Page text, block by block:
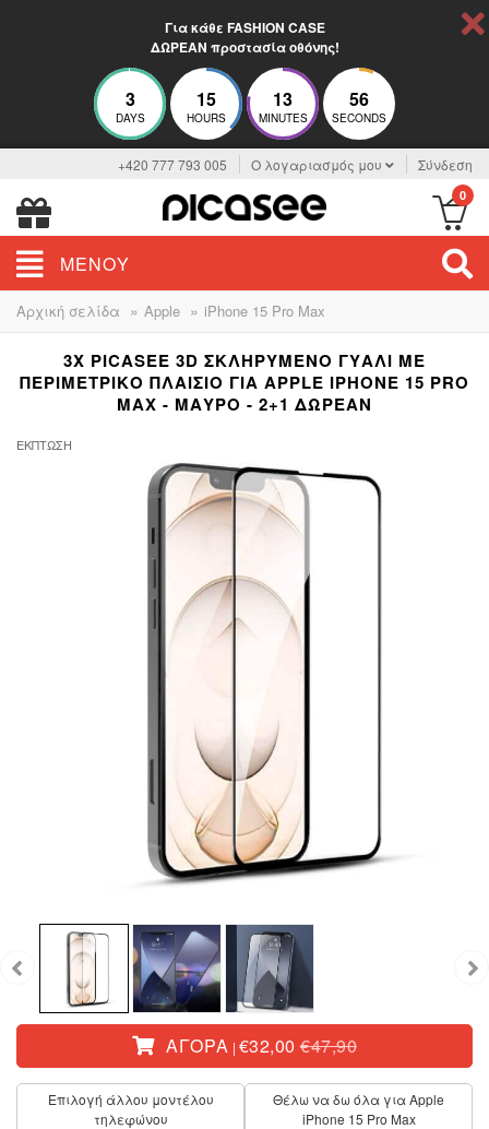
Για κάθε FASHION CASE
ΔΩΡΕΑΝ προστασία οθόνης!
3
DAYS
15
HOURS
13
MINUTES
56
SECONDS
+420 777 793 005 Ο λογαριασμός μου Σύνδεση
0
ΜΕΝΟΎ
Αρχική σελίδα » Apple » iPhone 15 Pro Max
3X PICASEE 3D ΣΚΛΗΡΥΜΈΝΟ ΓΥΑΛΊ ΜΕ
ΠΕΡΙΜΕΤΡΙΚΌ ΠΛΑΊΣΙΟ ΓΙΑ APPLE IPHONE 15 PRO
MAX - ΜΑΎΡΟ - 2+1 ΔΩΡΕΆΝ
ΈΚΠΤΩΣΗ
ΑΓΟΡΆ | €32,00 €47,90
Επιλογή άλλου μοντέλου
τηλεφώνου
Θέλω να δω όλα για Apple
iPhone 15 Pro Max